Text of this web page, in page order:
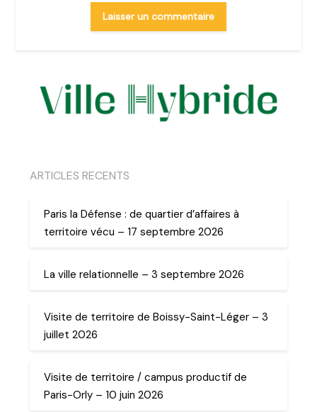
ARTICLES RECENTS
Paris la Défense : de quartier d’affaires à
territoire vécu – 17 septembre 2026
La ville relationnelle – 3 septembre 2026
Visite de territoire de Boissy-Saint-Léger – 3
juillet 2026
Visite de territoire / campus productif de
Paris-Orly – 10 juin 2026